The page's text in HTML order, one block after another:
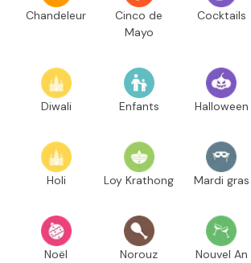
Chandeleur
Cinco de
Mayo
Cocktails
Diwali Enfants Halloween
Holi Loy Krathong Mardi gras
Noël Norouz Nouvel An